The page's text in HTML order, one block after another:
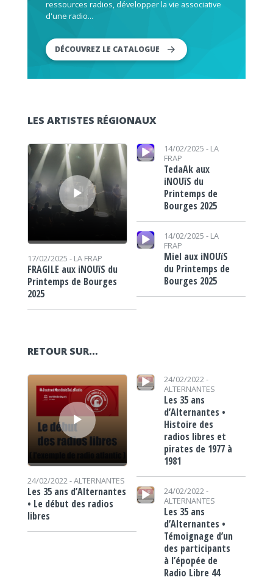
ressources radios, développer la vie associative
d'une radio...
DÉCOUVREZ LE CATALOGUE
LES ARTISTES RÉGIONAUX
Lecteur audio
17/02/2025 - LA FRAP
FRAGILE aux iNOUïS du
Printemps de Bourges
2025
Lecteur audio 14/02/2025 - LA
FRAP
TedaAk aux
iNOUïS du
Printemps de
Bourges 2025
Lecteur audio
14/02/2025 - LA
FRAP
Miel aux iNOUïS
du Printemps de
Bourges 2025
RETOUR SUR…
Lecteur audio
24/02/2022 -ALTERNANTES
Les 35 ans d’Alternantes
• Le début des radios
libres
Lecteur audio
24/02/2022 -
ALTERNANTES
Les 35 ans
d’Alternantes •
Histoire des
radios libres et
pirates de 1977 à
1981
Lecteur audio
24/02/2022 -
ALTERNANTES
Les 35 ans
d’Alternantes •
Témoignage d’un
des participants
à l’épopée de
Radio Libre 44